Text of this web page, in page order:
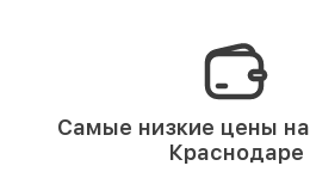
Самые низкие цены
Краснодаре